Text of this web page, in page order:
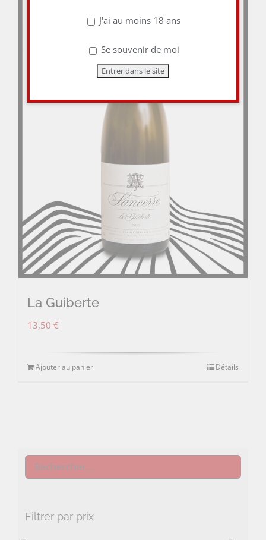
La Guiberte
13,50 €
Ajouter au panier Détails
Filtrer par prix
J'ai au moins 18 ans
Se souvenir de moi